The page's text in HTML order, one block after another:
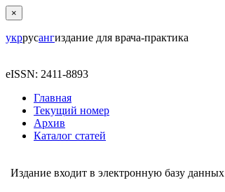
×
укррусангиздание для врача-практика
eISSN: 2411-8893
Главная
Текущий номер
Архив
Каталог статей
Издание входит в электронную базу данных